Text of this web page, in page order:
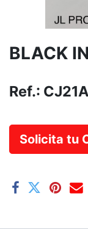
BLACK
Ref.: CJ21A
Solicita tu